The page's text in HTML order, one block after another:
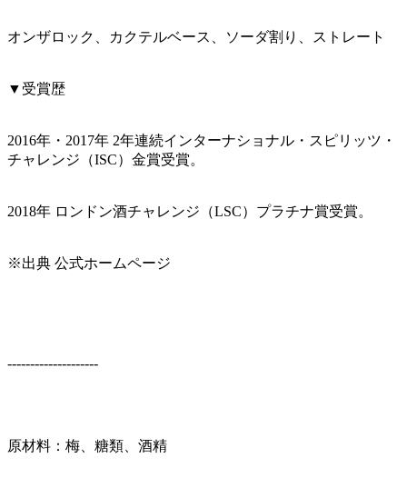
オンザロック、カクテルベース、ソーダ割り、ストレート
▼受賞歴
2016年・2017年 2年連続インターナショナル・スピリッツ・
チャレンジ（ISC）金賞受賞。
2018年 ロンドン酒チャレンジ（LSC）プラチナ賞受賞。
※出典 公式ホームページ
--------------------
原材料：梅、糖類、酒精